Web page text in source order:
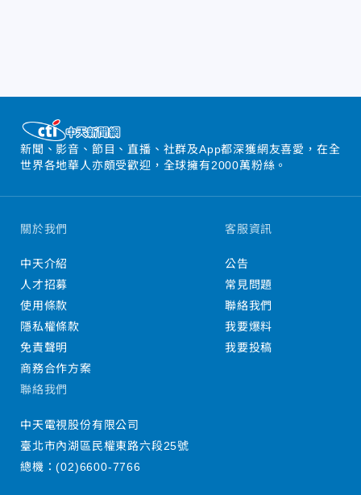
新聞、影音、節目、直播、社群及App都深獲網友喜愛，在全
世界各地華人亦頗受歡迎，全球擁有2000萬粉絲。
關於我們
中天介紹
人才招募
使用條款
隱私權條款
免責聲明
商務合作方案
客服資訊
公告
常見問題
聯絡我們
我要爆料
我要投稿
聯絡我們
中天電視股份有限公司
臺北市內湖區民權東路六段25號
總機：(02)6600-7766